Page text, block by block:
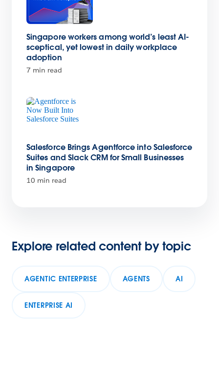
Singapore workers among world’s least AI-
sceptical, yet lowest in daily workplace
adoption
7 min read
Salesforce Brings Agentforce into Salesforce
Suites and Slack CRM for Small Businesses
in Singapore
10 min read
Explore related content by topic
AGENTIC ENTERPRISE AGENTS AI
ENTERPRISE AI